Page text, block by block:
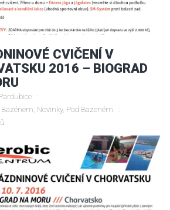
CVIČENÍ V
2016 – BIOGRAD
Bazénem Novinky, Pod Bazeném